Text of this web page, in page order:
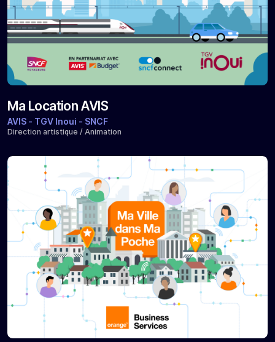
Ma Location AVIS
AVIS - TGV Inoui - SNCF
Direction artistique / Animation